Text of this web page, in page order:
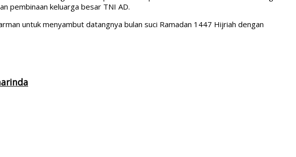
pembinaan keluarga besar TNI AD.
untuk menyambut datangnya bulan suci Ramadan 1447 Hijriah dengan